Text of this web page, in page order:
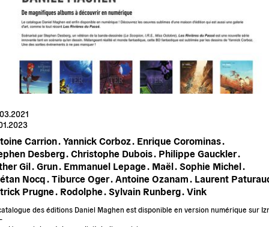
Carrion .Yannick Corboz . Enrique Corominas .
Desberg . Christophe Dubois . Philippe Gauckler .
Gil . Grun . Emmanuel Lepage . Maël . Sophie Michel .
Nocq . Tiburce Oger . Antoine Ozanam . Laurent
Prugne . Rodolphe . Sylvain Runberg . Vink
des éditions Daniel Maghen est disponible en version numérique sur